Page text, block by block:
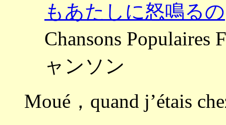
もあたしに怒鳴るの
Chansons
ャンソン
Moué，quand j’étais